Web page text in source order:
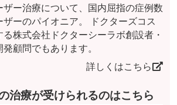
ザー治療について、国内屈指の症例数
ーのパイオニア。 ドクターズコス
株式会社ドクターシーラボ創設者・
顧問でもあります。
詳しくはこちら
治療が受けられるのはこちら